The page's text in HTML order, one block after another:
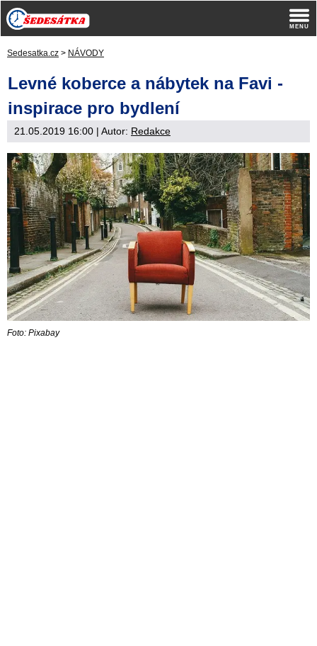
Sedesatka.cz > NÁVODY
Levné koberce a nábytek na Favi -
inspirace pro bydlení
21.05.2019 16:00 | Autor: Redakce
Foto: Pixabay